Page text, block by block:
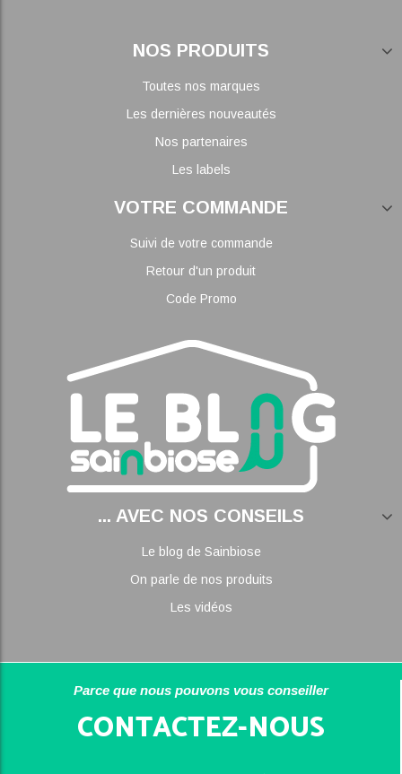
NOS PRODUITS
Toutes nos marques
Les dernières nouveautés
Nos partenaires
Les labels
VOTRE COMMANDE
Suivi de votre commande
Retour d'un produit
Code Promo
... AVEC NOS CONSEILS
Le blog de Sainbiose
On parle de nos produits
Les vidéos
Parce que nous pouvons vous conseiller
CONTACTEZ-NOUS